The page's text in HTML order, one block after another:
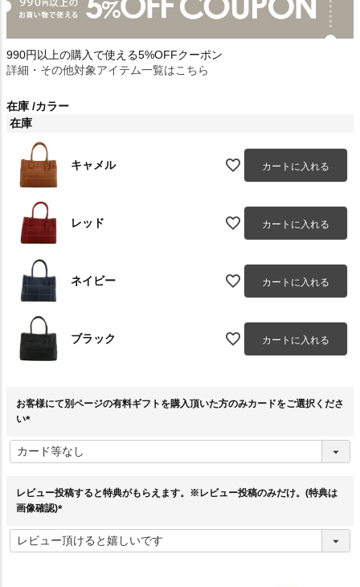
990円以上の購入で使える5%OFFクーポン
詳細・その他対象アイテム一覧はこちら
在庫 カラー
在庫
キャメル カートに入れる
レッド カートに入れる
ネイビー カートに入れる
ブラック カートに入れる
お客様にて別ページの有料ギフトを購入頂いた方のみカードをご選択くださ
い
必
須
レビュー投稿すると特典がもらえます。※レビュー投稿のみだけ。(特典は
画像確認)
必
須